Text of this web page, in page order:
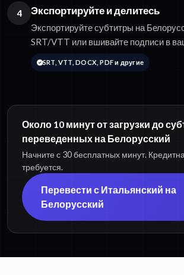
4 Экспортируйте и делитесь
Экспортируйте субтитры на
SRT/VTT или вшивайте подписи в
SRT, VTT, DOCX, PDF и другие
Около 10 минут от загрузки до
переведенных на Белорусский
Начните с 30 бесплатных минут.
требуется.
Перевести с Итальянский на
Белорусский